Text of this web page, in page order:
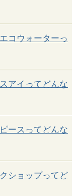
コウォーターっ
アイってどんな
ースってどんな
ショップってど